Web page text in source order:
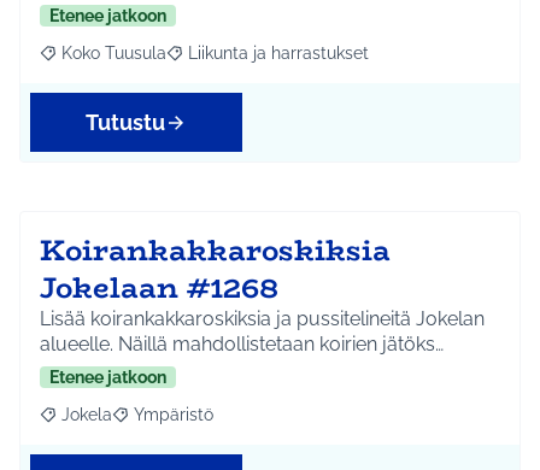
Etenee jatkoon
Rajaa tulokset aihepiirin mukaan: Koko Tuusula
Koko Tuusula Rajaa tulokset teeman mukaan: Liikunta ja
Liikunta ja harrastukset
Tutustu
Koirankakkaroskiksia
Jokelaan #1268
Lisää koirankakkaroskiksia ja pussitelineitä Jokelan
alueelle. Näillä mahdollistetaan koirien jätöks…
Etenee jatkoon
Rajaa tulokset aihepiirin mukaan: Jokela
Jokela Rajaa tulokset teeman mukaan: Ympäristö
Ympäristö